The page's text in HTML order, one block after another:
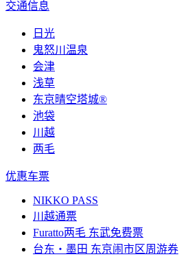
交通信息
日光
鬼怒川温泉
会津
浅草
东京晴空塔城®
池袋
川越
两毛
优惠车票
NIKKO PASS
川越通票
Furatto两毛 东武免费票
台东・墨田 东京闹市区周游券